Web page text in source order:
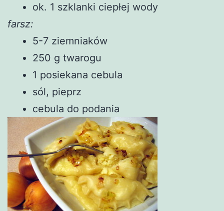
ok. 1 szklanki ciepłej wody
farsz:
5-7 ziemniaków
250 g twarogu
1 posiekana cebula
sól, pieprz
cebula do podania